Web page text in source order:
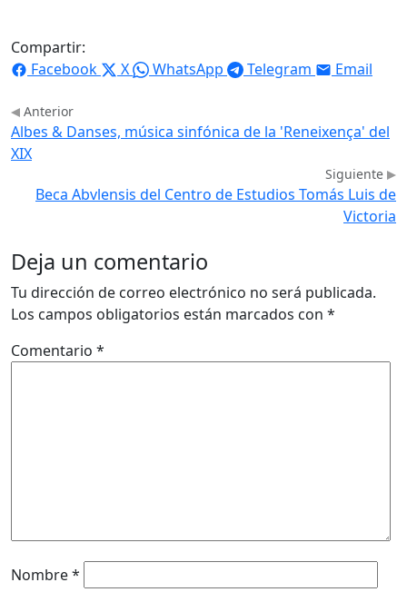
Compartir:
Facebook
X WhatsApp Telegram Email
Anterior
Albes & Danses, música sinfónica de la 'Reneixença' del
XIX
Siguiente
Beca Abvlensis del Centro de Estudios Tomás Luis de
Victoria
Deja un comentario
Tu dirección de correo electrónico no será publicada.
Los campos obligatorios están marcados con *
Comentario *
Nombre*